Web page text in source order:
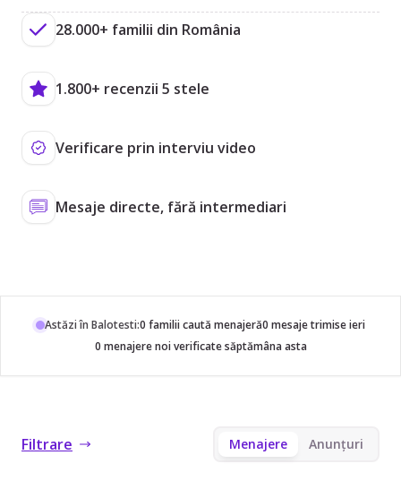
28.000+ familii din România
1.800+ recenzii 5 stele
Verificare prin interviu video
Mesaje directe, fără intermediari
Astăzi în Balotesti:0 familii caută menajeră0 mesaje trimise ieri
0 menajere noi verificate săptămâna asta
Filtrare Menajere Anunțuri